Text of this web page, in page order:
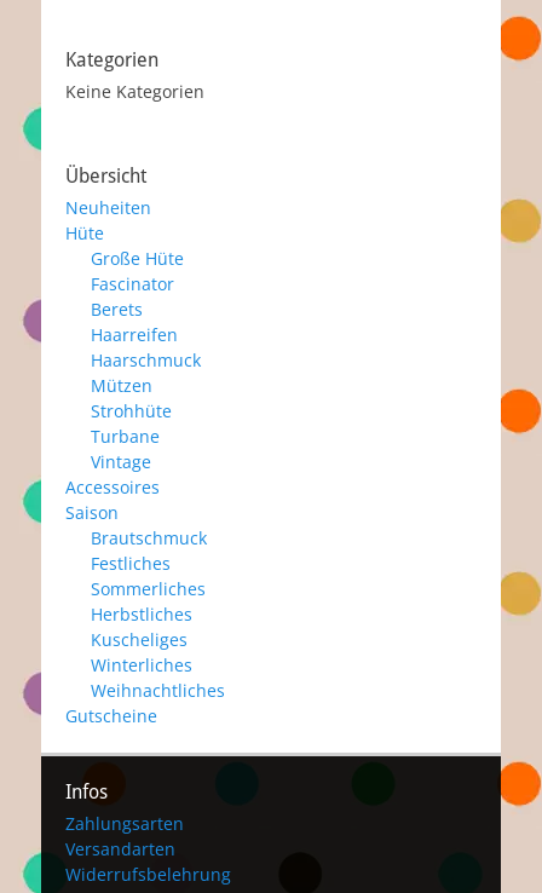
Kategorien
Keine Kategorien
Übersicht
Neuheiten
Hüte
Große Hüte
Fascinator
Berets
Haarreifen
Haarschmuck
Mützen
Strohhüte
Turbane
Vintage
Accessoires
Saison
Brautschmuck
Festliches
Sommerliches
Herbstliches
Kuscheliges
Winterliches
Weihnachtliches
Gutscheine
Infos
Zahlungsarten
Versandarten
Widerrufsbelehrung